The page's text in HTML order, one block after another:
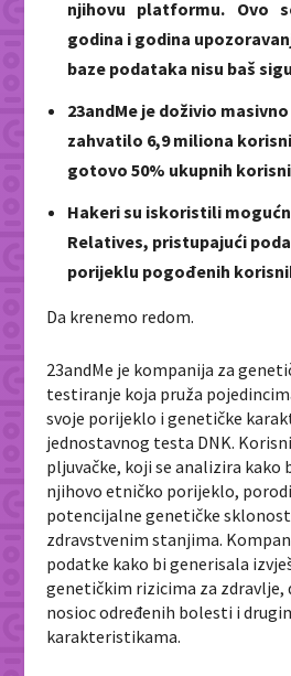
njihovu platformu. Ovo
godina i godina
baze podataka nisu baš
23andMe je doživio
zahvatilo 6,9 miliona
gotovo 50% ukupnih
Hakeri su iskoristili
Relatives, pristupajući
porijeklu pogođenih
Da krenemo redom.
23andMe je kompanija za
testiranje koja pruža
svoje porijeklo i genetičke
jednostavnog testa DNK.
pljuvačke, koji se analizira kako
njihovo etničko porijeklo,
potencijalne genetičke
zdravstvenim stanjima.
podatke kako bi generisala
genetičkim rizicima za zdravlje,
nosioc određenih bolesti i
karakteristikama.